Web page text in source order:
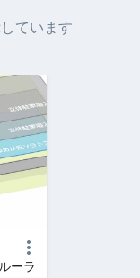
ています
ーラ